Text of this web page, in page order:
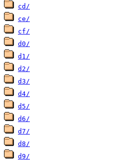
cd/
ce/
cf/
d0/
d1/
d2/
d3/
d4/
d5/
d6/
d7/
d8/
d9/